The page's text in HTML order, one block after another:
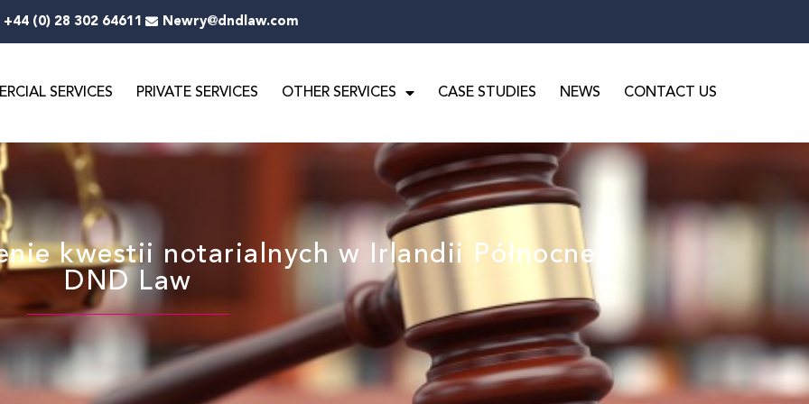
+44 (0) 28 302 64611 Newry@dndlaw.com
SERVICES PRIVATE SERVICES OTHER SERVICES CASE STUDIES NEWS CONTACT US
kwestii notarialnych w Irlandii Północnej
DND Law